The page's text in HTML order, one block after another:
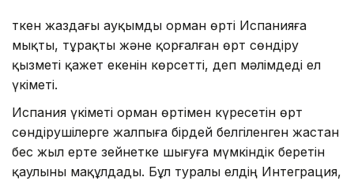
Өткен жаздағы ауқымды орман өрті Испанияға
мықты, тұрақты және қорғалған өрт сөндіру
қызметі қажет екенін көрсетті, деп мәлімдеді ел
үкіметі.
Испания үкіметі орман өртімен күресетін өрт
сөндірушілерге жалпыға бірдей белгіленген жастан
бес жыл ерте зейнетке шығуға мүмкіндік беретін
қаулыны мақұлдады. Бұл туралы елдің Интеграция,